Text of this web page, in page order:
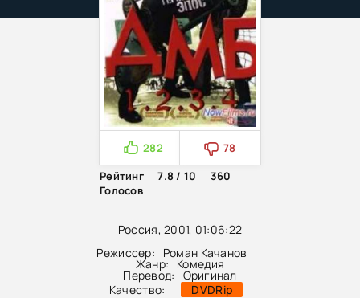
Россия, 2001, 01:06:22
Режиссер:
Роман Качанов
Жанр: Комедия
Перевод:
Оригинал
Качество:
DVDRip
282
78
Рейтинг
7.8 / 10
360
Голосов